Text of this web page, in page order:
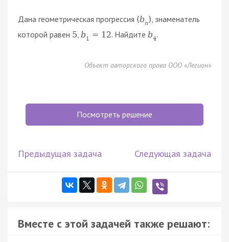
Дана геометрическая прогрессия (bn) , знаменатель
которой равен 5 b1 = 12. Найдите b4.
Объект авторского права ООО «Легион»
Посмотреть решение
Предыдущая задача Следующая задача
Вместе с этой задачей также решают: